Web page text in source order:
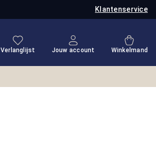
Klantenservice
Je hebt 0 items op je verlanglijstje
Verlanglijst Jouw account Winkelmand